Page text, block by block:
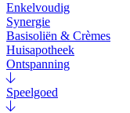
Enkelvoudig
Synergie
Basisoliën & Crèmes
Huisapotheek
Ontspanning
Speelgoed